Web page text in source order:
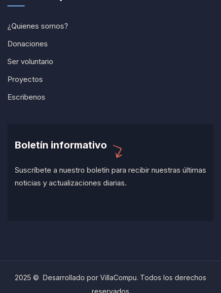
¿Quienes somos?
Donaciones
Ser voluntario
Proyectos
Escribenos
Boletín informativo
Suscríbete a nuestro boletín para recibir nuestras últimas
noticias y actualizaciones diarias.
2025 © Desarrollado por VillaCompu. Todos los derechos
reservados